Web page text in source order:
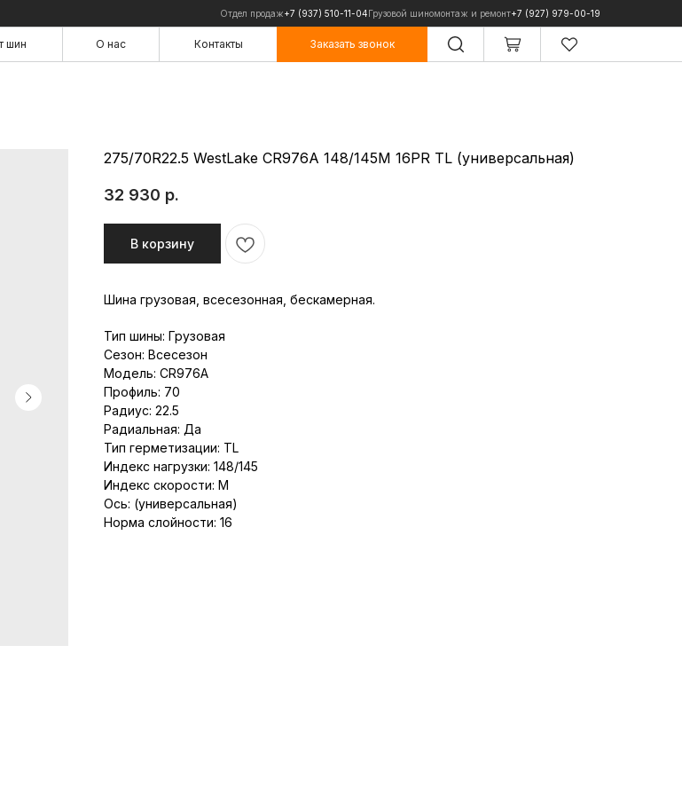
Отдел продаж+7 (937) 510-11-04Грузовой шиномонтаж и ремонт+7 (927) 979-00-19
Контакты
О нас
шин Заказать звонок
Контакты Заказать звонок
275/70R22.5 WestLake CR976A 148/145M 16PR TL (универсальная)
32 930 р.
В корзину
Шина грузовая, всесезонная, бескамерная.
Тип шины: Грузовая
Сезон: Всесезон
Модель: CR976A
Профиль: 70
Радиус: 22.5
Радиальная: Да
Тип герметизации: TL
Индекс нагрузки: 148/145
Индекс скорости: M
Ось: (универсальная)
Норма слойности: 16